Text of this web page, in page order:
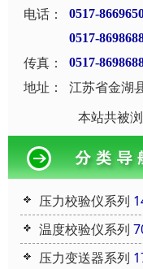
电话：
0517-
0517-
传真： 0517-
地址：
江苏省金湖
本站共被
压力校验仪系列
温度校验仪系列
压力变送器系列